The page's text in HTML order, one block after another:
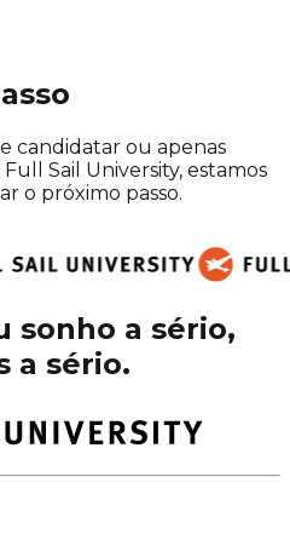
candidatar ou apenas
Full Sail University, estamos
o próximo passo.
sonho a sério,
a sério.